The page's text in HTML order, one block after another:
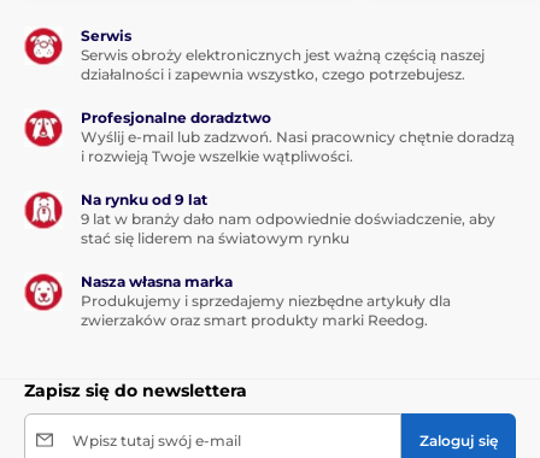
Serwis
Serwis obroży elektronicznych jest ważną częścią naszej
działalności i zapewnia wszystko, czego potrzebujesz.
Profesjonalne doradztwo
Wyślij e-mail lub zadzwoń. Nasi pracownicy chętnie doradzą
i rozwieją Twoje wszelkie wątpliwości.
Na rynku od 9 lat
9 lat w branży dało nam odpowiednie doświadczenie, aby
stać się liderem na światowym rynku
Nasza własna marka
Produkujemy i sprzedajemy niezbędne artykuły dla
zwierzaków oraz smart produkty marki Reedog.
Zapisz się do newslettera
Wpisz tutaj swój e-mail Zaloguj się